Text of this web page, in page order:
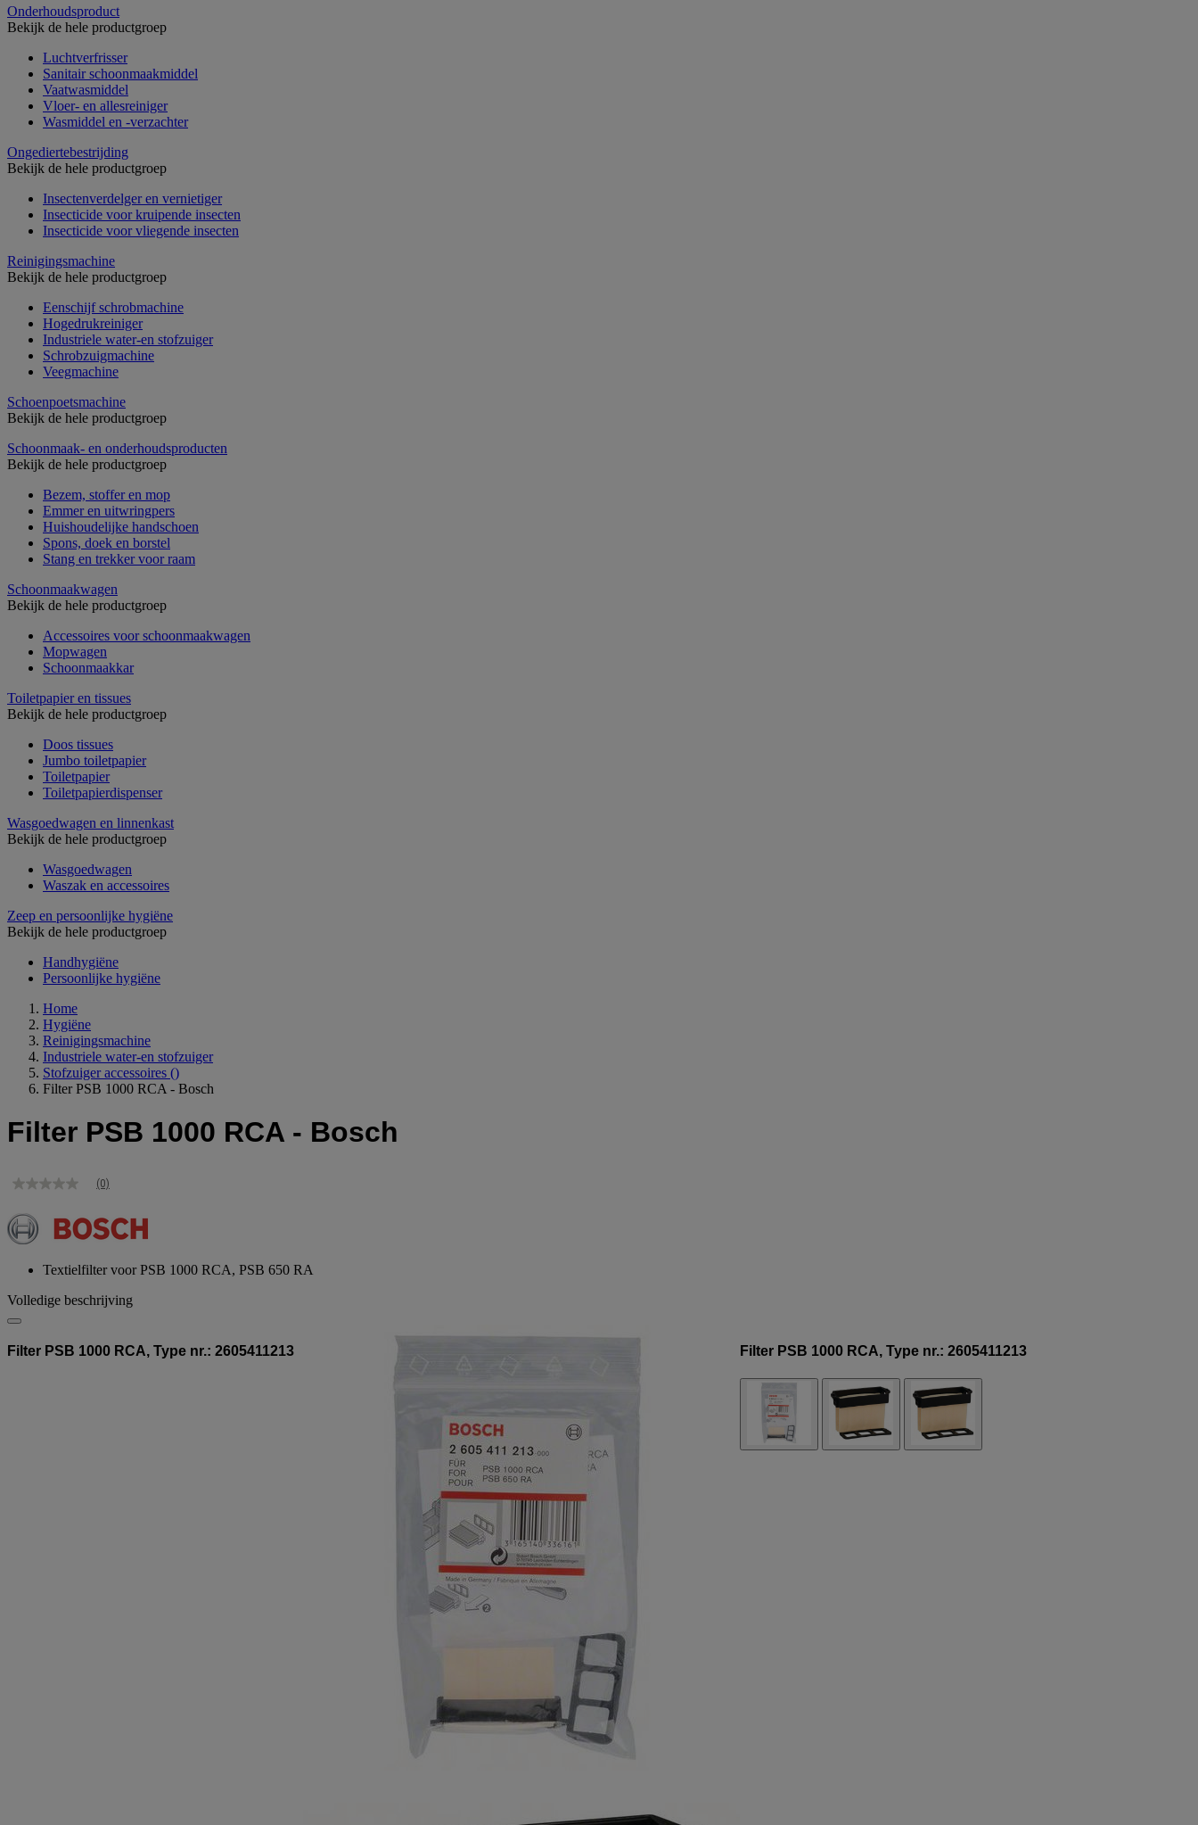
Onderhoudsproduct
Bekijk de hele productgroep
Luchtverfrisser
Sanitair schoonmaakmiddel
Vaatwasmiddel
Vloer- en allesreiniger
Wasmiddel en -verzachter
Ongediertebestrijding
Bekijk de hele productgroep
Insectenverdelger en vernietiger
Insecticide voor kruipende insecten
Insecticide voor vliegende insecten
Reinigingsmachine
Bekijk de hele productgroep
Eenschijf schrobmachine
Hogedrukreiniger
Industriele water-en stofzuiger
Schrobzuigmachine
Veegmachine
Schoenpoetsmachine
Bekijk de hele productgroep
Schoonmaak- en onderhoudsproducten
Bekijk de hele productgroep
Bezem, stoffer en mop
Emmer en uitwringpers
Huishoudelijke handschoen
Spons, doek en borstel
Stang en trekker voor raam
Schoonmaakwagen
Bekijk de hele productgroep
Accessoires voor schoonmaakwagen
Mopwagen
Schoonmaakkar
Toiletpapier en tissues
Bekijk de hele productgroep
Doos tissues
Jumbo toiletpapier
Toiletpapier
Toiletpapierdispenser
Wasgoedwagen en linnenkast
Bekijk de hele productgroep
Wasgoedwagen
Waszak en accessoires
Zeep en persoonlijke hygiëne
Bekijk de hele productgroep
Handhygiëne
Persoonlijke hygiëne
Home
Hygiëne
Reinigingsmachine
Industriele water-en stofzuiger
Stofzuiger accessoires ()
Filter PSB 1000 RCA - Bosch
Filter PSB 1000 RCA - Bosch
Geen
Dezelfde
paginalink.
(0)
Textielfilter voor PSB 1000 RCA, PSB 650 RA
Volledige beschrijving
Filter PSB 1000 RCA, Type nr.: 2605411213 Filter PSB 1000 RCA, Type nr.: 2605411213